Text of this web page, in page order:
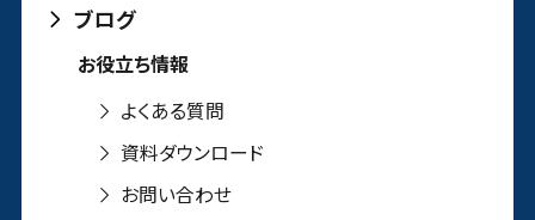
ブログ
お役立ち情報
よくある質問
資料ダウンロード
お問い合わせ